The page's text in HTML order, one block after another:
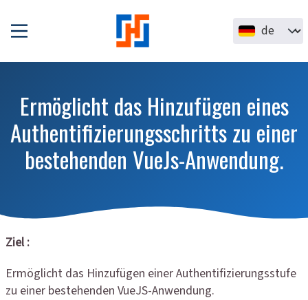
Select your
Ermöglicht das Hinzufügen eines
Authentifizierungsschritts zu einer
bestehenden VueJs-Anwendung.
Ziel :
Ermöglicht das Hinzufügen einer Authentifizierungsstufe
zu einer bestehenden VueJS-Anwendung.